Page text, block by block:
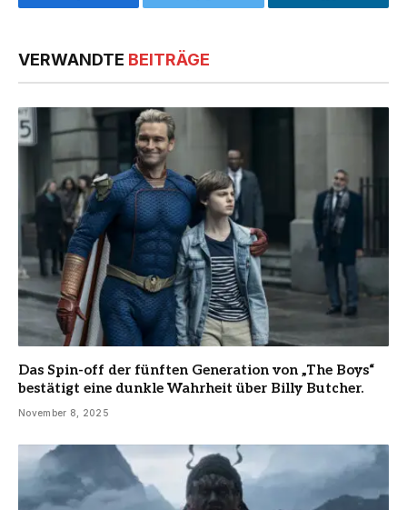
Facebook Twitter LinkedIn
VERWANDTE BEITRÄGE
Das Spin-off der fünften Generation von „The Boys“
bestätigt eine dunkle Wahrheit über Billy Butcher.
November 8, 2025